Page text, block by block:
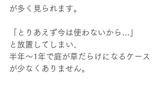
が多く見られます。
「とりあえず今は使わないから…」
と放置してしまい、
半年〜1年で庭が草だらけになるケース
が少なくありません。